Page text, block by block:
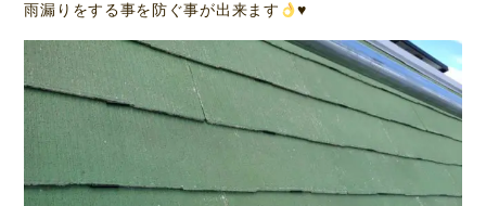
雨漏りをする事を防ぐ事が出来ます
♥️